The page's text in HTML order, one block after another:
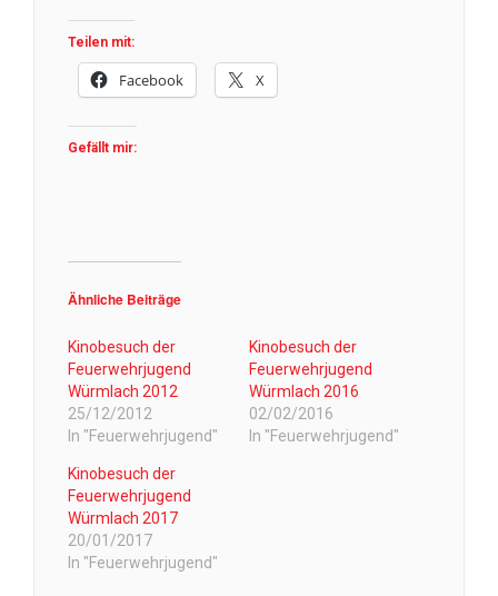
Teilen mit:
Facebook X
Gefällt mir:
Ähnliche Beiträge
Kinobesuch der
Feuerwehrjugend
Würmlach 2012
25/12/2012
In "Feuerwehrjugend"
Kinobesuch der
Feuerwehrjugend
Würmlach 2016
02/02/2016
In "Feuerwehrjugend"
Kinobesuch der
Feuerwehrjugend
Würmlach 2017
20/01/2017
In "Feuerwehrjugend"